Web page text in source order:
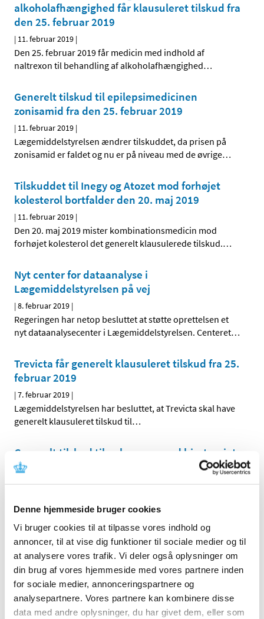
Denne hjemmeside bruger cookies
Vi bruger cookies til at tilpasse vores indhold og
annoncer, til at vise dig funktioner til sociale medier og til
at analysere vores trafik. Vi deler også oplysninger om
din brug af vores hjemmeside med vores partnere inden
for sociale medier, annonceringspartnere og
analysepartnere. Vores partnere kan kombinere disse
data med andre oplysninger, du har givet dem, eller som
alkoholafhængighed får klausuleret tilskud fra
den 25. februar 2019
| 11. februar 2019 |
Den 25. februar 2019 får medicin med indhold af
naltrexon til behandling af alkoholafhængighed…
Generelt tilskud til epilepsimedicinen
zonisamid fra den 25. februar 2019
| 11. februar 2019 |
Lægemiddelstyrelsen ændrer tilskuddet, da prisen på
zonisamid er faldet og nu er på niveau med de øvrige…
Tilskuddet til Inegy og Atozet mod forhøjet
kolesterol bortfalder den 20. maj 2019
| 11. februar 2019 |
Den 20. maj 2019 mister kombinationsmedicin mod
forhøjet kolesterol det generelt klausulerede tilskud.…
Nyt center for dataanalyse i
Lægemiddelstyrelsen på vej
|8. februar 2019 |
Regeringen har netop besluttet at støtte oprettelsen et
nyt dataanalysecenter i Lægemiddelstyrelsen. Centeret…
Trevicta får generelt klausuleret tilskud fra 25.
februar 2019
|7. februar 2019 |
Lægemiddelstyrelsen har besluttet, at Trevicta skal have
generelt klausuleret tilskud til…
Generelt tilskud til eplerenon mod hjertesvigt
fra den 25. februar 2019
|7. februar 2019|
behandlingsprisen på tabletter med indhold af
Duzallo mod urinsyregigt får ikke generelt
eller generelt klausuleret tilskud
|7. februar 2019|
Lægemiddelstyrelsen har besluttet, at Duzallo, der
indeholder en kombination af lesinurad og allopurinol,…